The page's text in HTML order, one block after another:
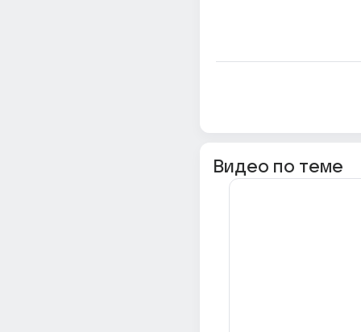
Видео по теме